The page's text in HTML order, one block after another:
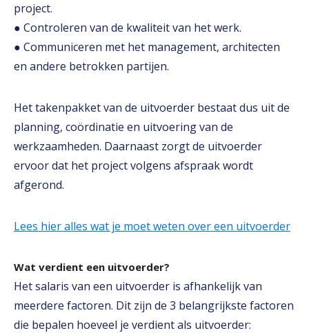
project.
● Controleren van de kwaliteit van het werk.
● Communiceren met het management, architecten
en andere betrokken partijen.
Het takenpakket van de uitvoerder bestaat dus uit de
planning, coördinatie en uitvoering van de
werkzaamheden. Daarnaast zorgt de uitvoerder
ervoor dat het project volgens afspraak wordt
afgerond.
Lees hier alles wat je moet weten over een uitvoerder
Wat verdient een uitvoerder?
Het salaris van een uitvoerder is afhankelijk van
meerdere factoren. Dit zijn de 3 belangrijkste factoren
die bepalen hoeveel je verdient als uitvoerder: